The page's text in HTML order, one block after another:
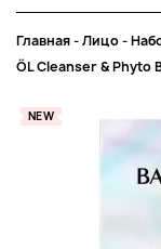
Главная-Лицо-
ÖL Cleanser & Phyto
NEW